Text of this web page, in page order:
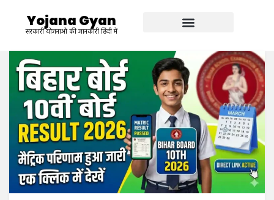
Yojana Gyan
सरकारी योजनाओ की जानकारी हिंदी में